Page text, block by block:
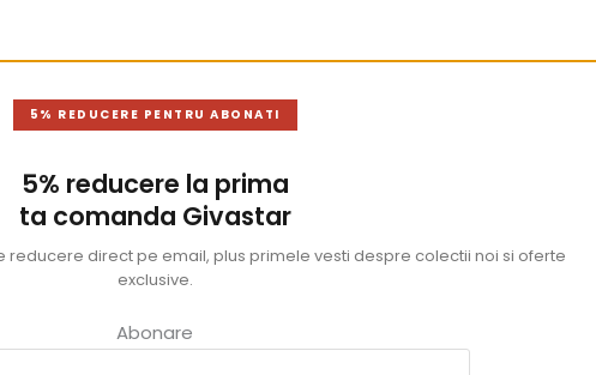
5% REDUCERE PENTRU ABONATI
5% reducere la prima
ta comanda Givastar
direct pe email, plus primele vesti despre colectii noi si oferte
exclusive.
Abonare